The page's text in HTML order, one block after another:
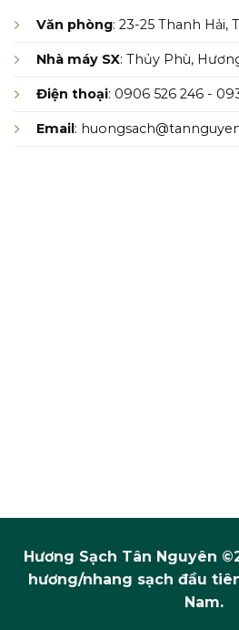
Văn phòng: 23-25 Thanh Hải,
Nhà máy SX: Thủy Phù,
Điện thoại: 0906 526 246 -
Email:
Hương Sạch Tân Nguyên
hương/nhang sạch đầu
Nam.